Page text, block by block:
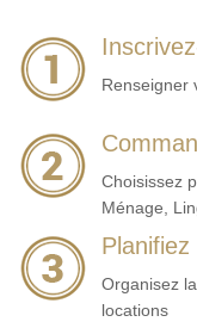
Renseigner
Choisissez
Ménage,
Planifiez
Organisez
locations